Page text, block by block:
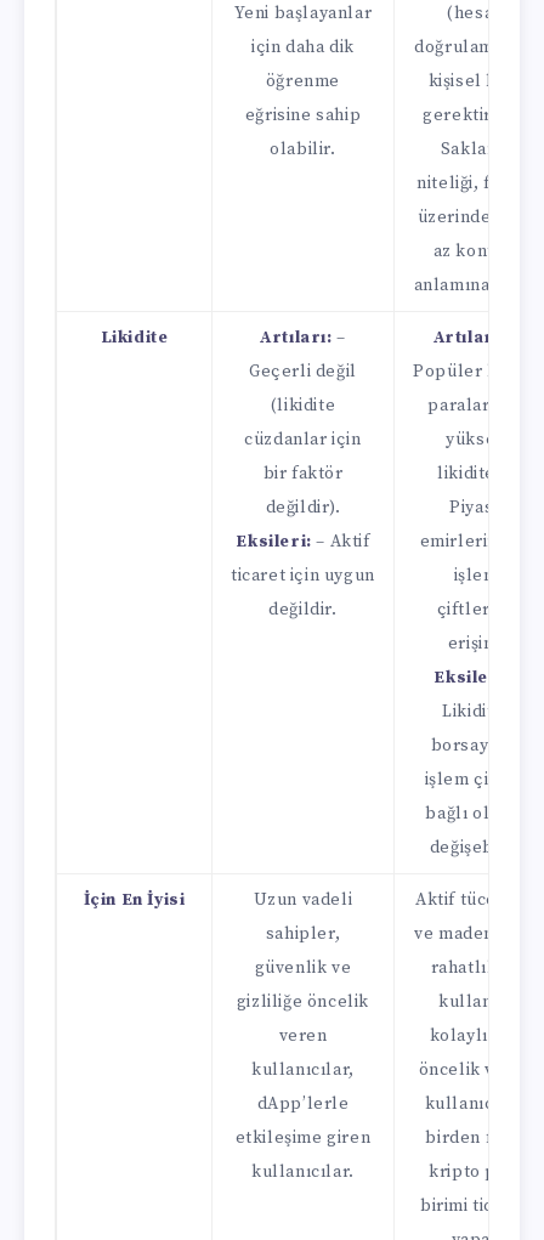
Yeni başlayanlar
için daha dik
öğrenme
eğrisine sahip
olabilir.
(hesap
doğrulama için
kişisel bilgi
gerektirir). –
Saklama
niteliği, fonlar
üzerinde daha
az kontrol
anlamına gelir.
Likidite Artıları: –
Geçerli değil
(likidite
cüzdanlar için
bir faktör
değildir).
Eksileri: – Aktif
ticaret için uygun
değildir.
Artıları:
Popüler kripto
paralar için
yüksek
likidite. –
Piyasa
emirlerine ve
işlem
çiftlerine
erişim.
Eksiler:
Likidite,
borsaya ve
işlem çiftine
bağlı olarak
değişebilir.
İçin En İyisi
Uzun vadeli
sahipler,
güvenlik ve
gizliliğe öncelik
veren
kullanıcılar,
dApp’lerle
etkileşime giren
kullanıcılar.
Aktif tüccarlar
ve madenciler,
rahatlık ve
kullanım
kolaylığına
öncelik veren
kullanıcılar,
birden fazla
kripto para
birimi ticareti